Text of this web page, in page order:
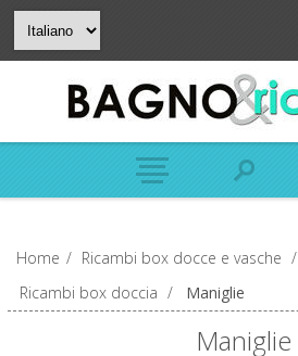
Home / Ricambi box docce e vasche /
Ricambi box doccia / Maniglie
Maniglie